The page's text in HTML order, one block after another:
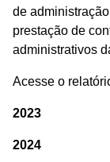
de
prestação de
administrativos
Acesse o
2023
2024